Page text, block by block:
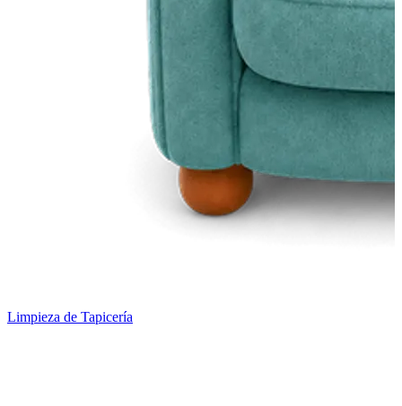
Limpieza de Tapicería